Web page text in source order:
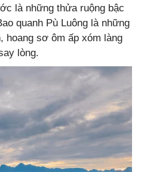
là những thửa ruộng bậc
quanh Pù Luông là những
hoang sơ ôm ấp xóm làng
lòng.